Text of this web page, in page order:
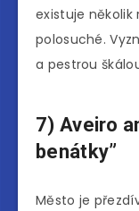
existuje několik
polosuché.
a pestrou
7) Aveiro
benátky”
Město je